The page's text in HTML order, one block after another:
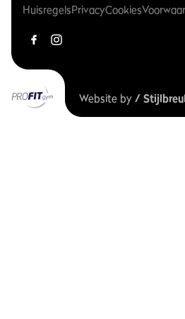
HuisregelsPrivacyCookies
Website by/